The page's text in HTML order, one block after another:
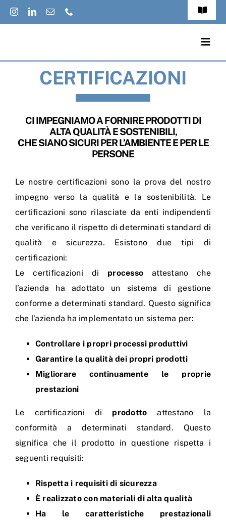
Salta
al
Toggle
Cookies
Jobs
Prodotti
Applicazioni
Cataloghi
Eco-News
Contatti
Chi Siamo
Cerca
CERTIFICAZIONI
CI IMPEGNIAMO A FORNIRE PRODOTTI DI
ALTA QUALITÀ E SOSTENIBILI,
CHE SIANO SICURI PER L’AMBIENTE E PER LE
PERSONE
Le nostre certificazioni sono la prova del nostro
impegno verso la qualità e la sostenibilità. Le
certificazioni sono rilasciate da enti indipendenti
che verificano il rispetto di determinati standard di
qualità e sicurezza. Esistono due tipi di
certificazioni:
Le certificazioni di processo attestano che
l’azienda ha adottato un sistema di gestione
conforme a determinati standard. Questo significa
che l’azienda ha implementato un sistema per:
Controllare i propri processi produttivi
Garantire la qualità dei propri prodotti
Migliorare continuamente le proprie
prestazioni
Le certificazioni di prodotto attestano la
conformità a determinati standard. Questo
significa che il prodotto in questione rispetta i
seguenti requisiti:
Rispetta i requisiti di sicurezza
È realizzato con materiali di alta qualità
Ha le caratteristiche prestazionali